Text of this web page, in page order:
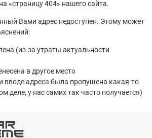
«страницу 404» нашего сайта.
Вами адрес недоступен. Этому может
(из-за утраты актуальности
в другое место
вводе адреса была пропущена какая-то
деле, у нас самих так часто получается)